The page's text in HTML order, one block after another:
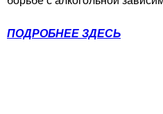
ПОДРОБНЕЕ ЗДЕСЬ